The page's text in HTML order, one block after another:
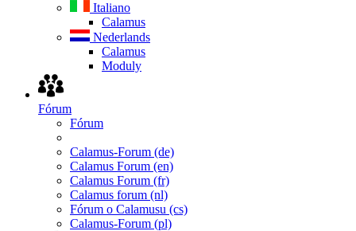
Italiano
Calamus
Nederlands
Calamus
Moduly
Fórum
Fórum
Calamus-Forum (de)
Calamus Forum (en)
Calamus Forum (fr)
Calamus forum (nl)
Fórum o Calamusu (cs)
Calamus-Forum (pl)